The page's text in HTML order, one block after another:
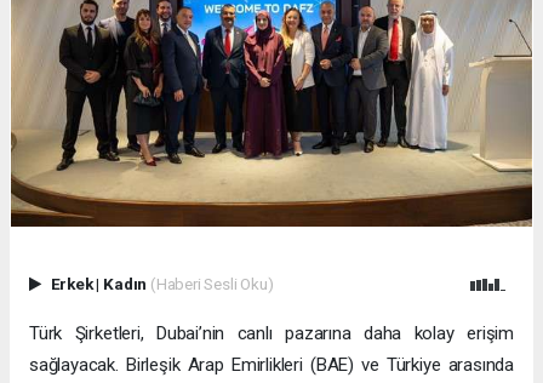
Erkek| Kadın (Haberi Sesli Oku)
Türk Şirketleri, Dubai’nin canlı pazarına daha kolay erişim
sağlayacak. Birleşik Arap Emirlikleri (BAE) ve Türkiye arasında